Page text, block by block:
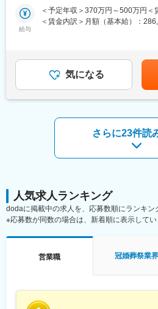
正社員としての雇用形態のまま時
・リフレッシュ休暇
シンプルでスタイリッシュな都市
リーズ、郊外の景観を活かしたリ
「アマンダン」シリーズ、歴史的
地条件や地域特性にあわせた店舗
■婚礼における状況：
新たなご予約も順調に増えていま
規の出店計画もこれまで通り進めて
また、パーティードレスのレンタ
・新規接客
お客様へのカウンセリング（会場
演出するアイテムの提案
・最終フィッティング
最終サイズチェック（挙式、披露
衣裳メンテナンス部門と細かくチ
※パリ・ミラノ・ニューヨークと
ナーのドレスを取り扱っておりま
ュアリーなドレス選びの時間を提
■各種制度充実：
・年間MVP表彰
・フリーエージェント制度
・新規事業提案制度
正社員としての雇用形態のまま時
・リフレッシュ休暇
給与
＜予定年収＞370万円～500万円＜
＜賃金内訳＞月額（基本給）：
有＜残業手当＞有＜給与補足＞※
る可能性もございます。■昇給：
8月）■インセンティブ（毎月）賃
り、選考を通じて上下する可能性
気になる
さらに23件読
人気求人ランキング
dodaに掲載中の求人を、応募数順にランキン
※応募数が同数の場合は、新着順に表示してい
営業職 冠婚葬祭業界